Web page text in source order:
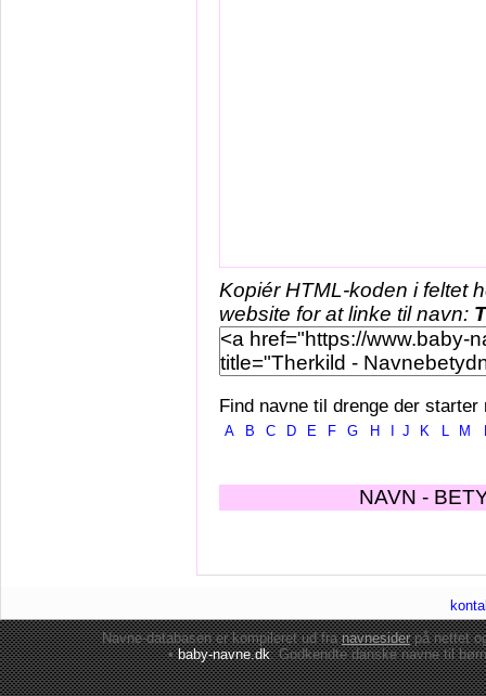
Kopiér HTML-koden i feltet
website for at linke til navn:
Find navne til drenge der starter
A B C D E F G H J K L M
NAVN -
Navne-databasen er kompileret ud franavnesiderpå nettet
•baby-navne.dk: Godkendte danskenavne til børn